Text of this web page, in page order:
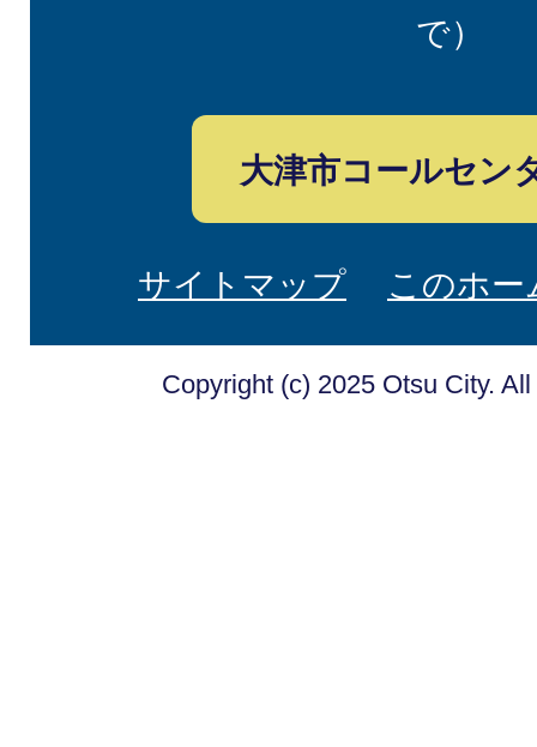
で）
大津市コールセン
サイトマップ このホ
Copyright (c) 2025 Otsu City.